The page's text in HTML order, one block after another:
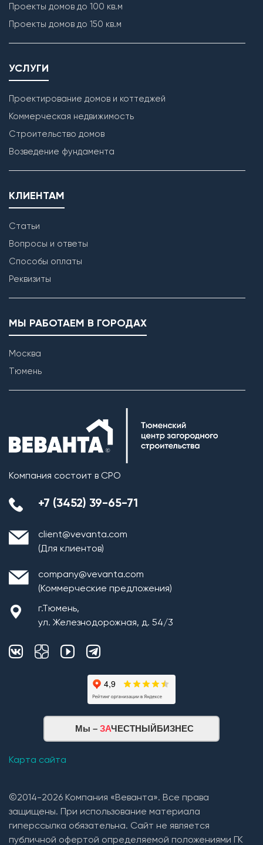
Проекты домов до 100 кв.м
Проекты домов до 150 кв.м
УСЛУГИ
Проектирование домов и коттеджей
Коммерческая недвижимость
Строительство домов
Возведение фундамента
КЛИЕНТАМ
Статьи
Вопросы и ответы
Способы оплаты
Реквизиты
МЫ РАБОТАЕМ В ГОРОДАХ
Москва
Тюмень
Компания состоит в СРО
+7 (3452) 39-65-71
client@vevanta.com
(Для клиентов)
company@vevanta.com
(Коммерческие предложения)
г.Тюмень,
ул. Железнодорожная, д. 54/3
Мы – ЗАЧЕСТНЫЙБИЗНЕС
Карта сайта
©2014-2026 Компания «Веванта». Все права
защищены. При использование материала
гиперссылка обязательна. Сайт не является
публичной офертой определяемой положениями ГК